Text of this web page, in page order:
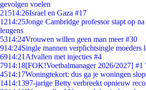
gevolgen voelen
21514:26Israel en Gaza #17
1214:25Jonge Cambridge professor stapt op
leugens
5314:24Vrouwen willen geen man meer #30
914:24Single mannen verplichtsingle moeders
6914:21 Afvallen met injecties #4
7914:18[FOK!Voetbalmanager 2026/2027] #1
4514:17Woningtekort: dus ga je woningen
1414:1397-jarige Betty verbreekt opnieuw